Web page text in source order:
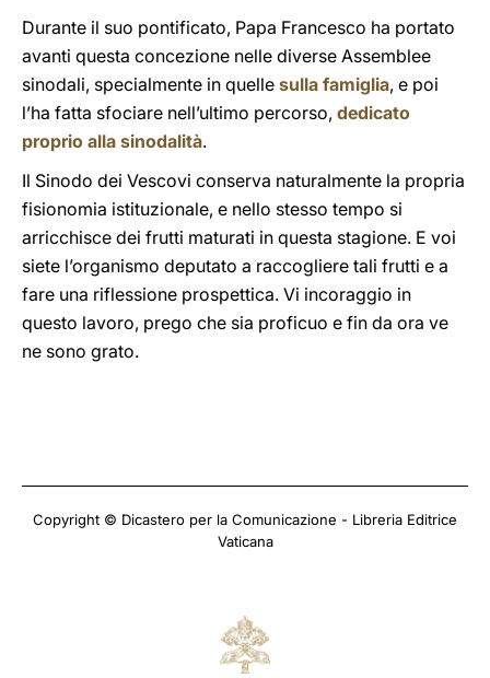
Durante il suo pontificato, Papa Francesco ha portato
avanti questa concezione nelle diverse Assemblee
sinodali, specialmente in quelle sulla famiglia, e poi
l’ha fatta sfociare nell’ultimo percorso, dedicato
proprio alla sinodalità.
Il Sinodo dei Vescovi conserva naturalmente la propria
fisionomia istituzionale, e nello stesso tempo si
arricchisce dei frutti maturati in questa stagione. E voi
siete l’organismo deputato a raccogliere tali frutti e a
fare una riflessione prospettica. Vi incoraggio in
questo lavoro, prego che sia proficuo e fin da ora ve
ne sono grato.
Copyright © Dicastero per la Comunicazione - Libreria Editrice
Vaticana